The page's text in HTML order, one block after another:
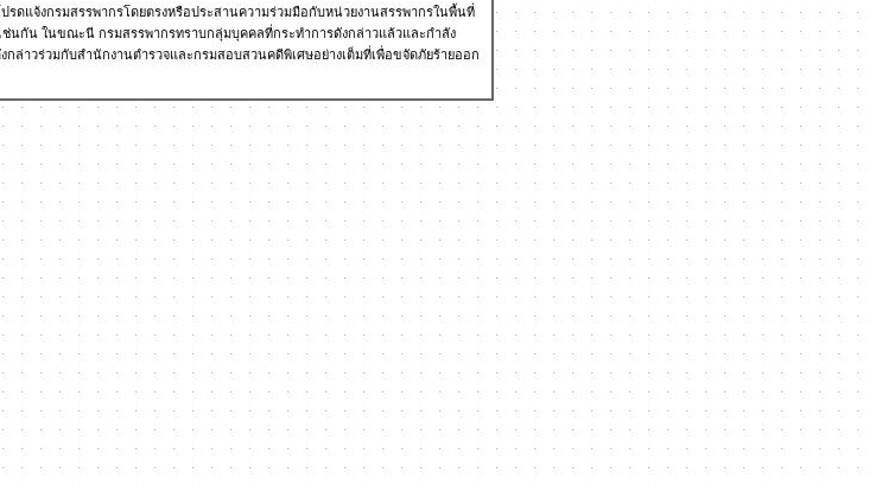
ดแจ้งกรมสรรพากรโดยตรงหรือประสานความร่วมมือกับหน่วยงานสรรพากรในพื้นที่
ช่นกัน ในขณะนี กรมสรรพากรทราบกลุ่มบุคคลที่กระทำการดังกล่าวแล้วและกำลัง
ล่าวร่วมกับสำนักงานตำรวจและกรมสอบสวนคดีพิเศษอย่างเต็มที่เพื่อขจัดภัยร้ายออก